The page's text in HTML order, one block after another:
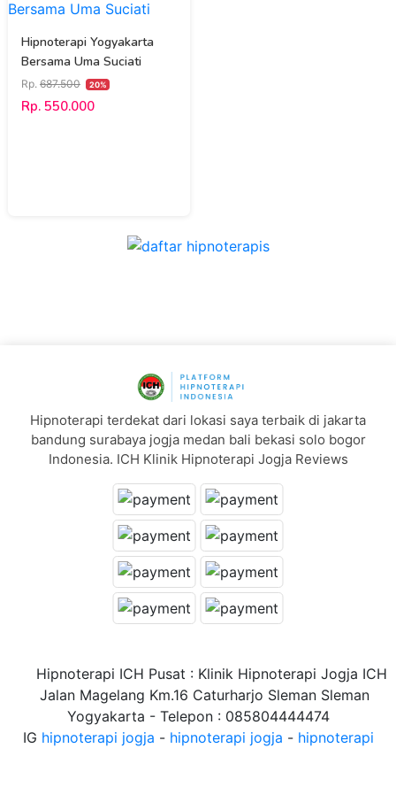
Hipnoterapi Yogyakarta
Bersama Uma Suciati
Rp. 687.500 20%
Rp. 550.000
Hipnoterapi terdekat dari lokasi saya terbaik di jakarta
bandung surabaya jogja medan bali bekasi solo bogor
Indonesia. ICH Klinik Hipnoterapi Jogja Reviews
Hipnoterapi ICH Pusat : Klinik Hipnoterapi Jogja ICH
Jalan Magelang Km.16 Caturharjo Sleman Sleman
Yogyakarta - Telepon : 085804444474
IG hipnoterapi jogja - hipnoterapi jogja - hipnoterapi